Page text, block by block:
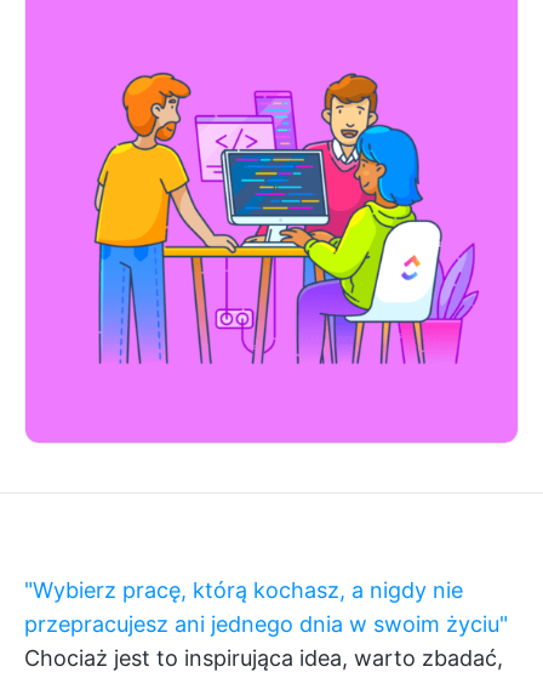
"Wybierz pracę, którą kochasz, a nigdy nie
przepracujesz ani jednego dnia w swoim życiu"
Chociaż jest to inspirująca idea, warto zbadać,